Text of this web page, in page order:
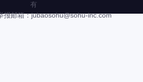
有
报邮箱：jubaosohu@sohu-inc.com